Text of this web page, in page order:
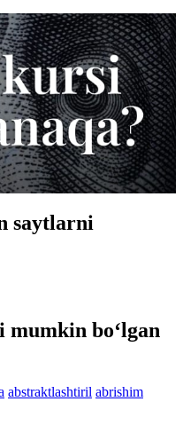
saytlarni
mumkin bo‘lgan
abstraktlashtiril abrishim